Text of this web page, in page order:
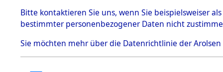
5.3.1 Alliierte
Erhebungen
zu
Todesmärsch
en
5.3.2
Bitte kontaktieren Sie uns, wenn Sie beispielsweiser
bestimmter personenbezogener Daten nicht
Sie möchten mehr über die Datenrichtlinie der Arolsen